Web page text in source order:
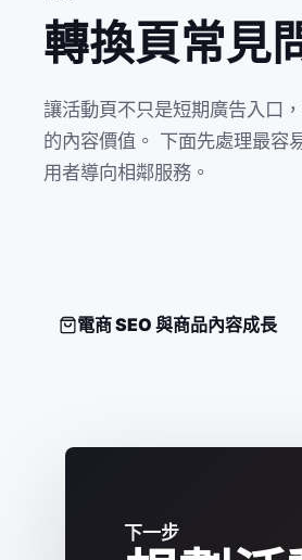
轉換頁常見
讓活動頁不只是短期廣告入口
的內容價值。 下面先處理最容
用者導向相鄰服務。
電商 SEO 與商品內容成長
下一步